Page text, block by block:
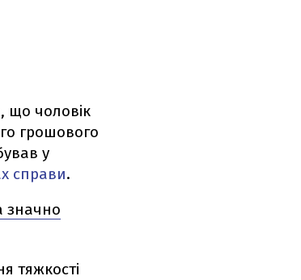
що чоловік
грошового
у
справи.
значно
тяжкості